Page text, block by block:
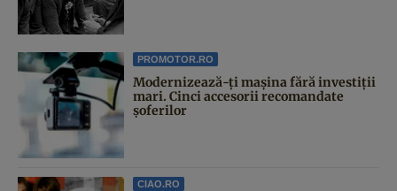
PROMOTOR.RO
Modernizează-ți mașina fără investiții
mari. Cinci accesorii recomandate
șoferilor
CIAO.RO